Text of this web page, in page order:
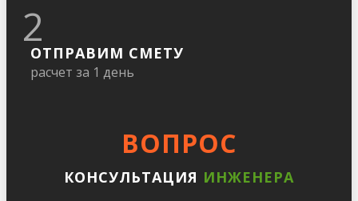
2
ОТПРАВИМ СМЕТУ
расчет за 1 день
ВОПРОС
КОНСУЛЬТАЦИЯ ИНЖЕНЕРА